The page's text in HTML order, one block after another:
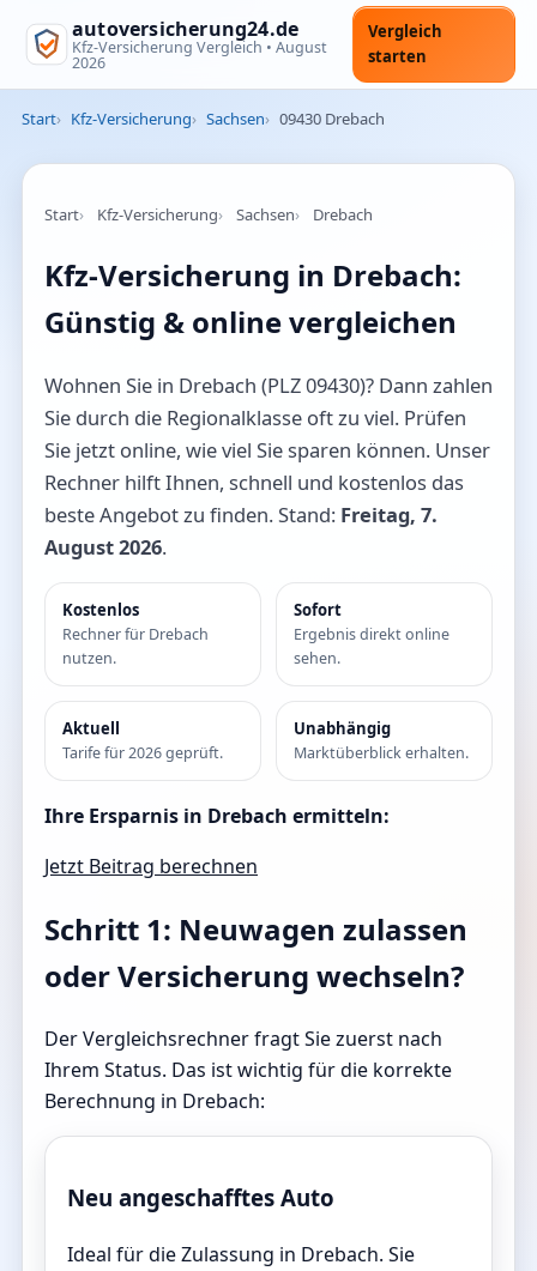
autoversicherung24.de
Kfz-Versicherung Vergleich • August
2026
Vergleich
starten
Start Kfz-Versicherung Sachsen 09430 Drebach
Start Kfz-Versicherung Sachsen Drebach
Kfz-Versicherung in Drebach:
Günstig & online vergleichen
Wohnen Sie in Drebach (PLZ 09430)? Dann zahlen
Sie durch die Regionalklasse oft zu viel. Prüfen
Sie jetzt online, wie viel Sie sparen können. Unser
Rechner hilft Ihnen, schnell und kostenlos das
beste Angebot zu finden. Stand: Freitag, 7.
August 2026.
Kostenlos
Rechner für Drebach
nutzen.
Sofort
Ergebnis direkt online
sehen.
Aktuell
Tarife für 2026 geprüft.
Unabhängig
Marktüberblick erhalten.
Ihre Ersparnis in Drebach ermitteln:
Jetzt Beitrag berechnen
Schritt 1: Neuwagen zulassen
oder Versicherung wechseln?
Der Vergleichsrechner fragt Sie zuerst nach
Ihrem Status. Das ist wichtig für die korrekte
Berechnung in Drebach:
Neu angeschafftes Auto
Ideal für die Zulassung in Drebach. Sie